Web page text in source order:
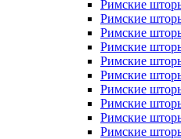
Римские
Римские
Римские
Римские
Римские
Римские
Римские
Римские
Римские
Римские